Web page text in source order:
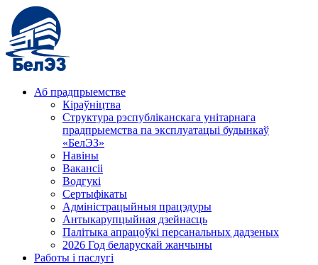
Аб прадпрыемстве
Кіраўніцтва
Структура рэспубліканскага унітарнага
прадпрыемства па эксплуатацыі будынкаў
«БелЭЗ»
Навіны
Вакансіі
Водгукі
Сертыфікаты
Адміністрацыйныя працэдуры
Антыкарупцыйная дзейнасць
Палітыка апрацоўкі персанальных дадзеных
2026 Год беларускай жанчыны
Работы і паслугі